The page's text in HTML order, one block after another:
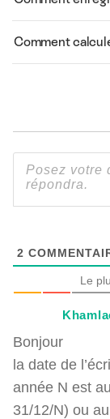
Comment
2
Le
Bonjour
la date de
année N est
31/12/N) ou